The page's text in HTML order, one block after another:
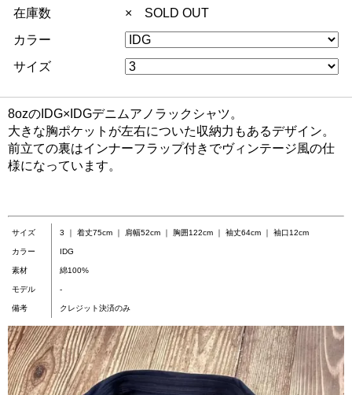
在庫数
× SOLD OUT
カラー
サイズ
8ozのIDG×IDGデニムアノラックシャツ。
大きな胸ポケットが左右についた収納力もあるデザイン。
前立ての裏はインナーフラップ付きでヴィンテージ風の仕
様になっています。
サイズ 3 ｜ 着丈75cm ｜ 肩幅52cm ｜ 胸囲122cm ｜ 袖丈64cm ｜ 袖口12cm
カラー IDG
素材 綿100%
モデル -
備考 クレジット決済のみ